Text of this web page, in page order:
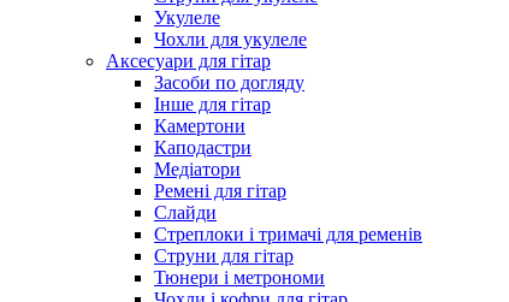
Укулеле
Чохли для укулеле
Аксесуари для гітар
Засоби по догляду
Інше для гітар
Камертони
Каподастри
Медіатори
Ремені для гітар
Слайди
Стреплоки і тримачі для ременів
Струни для гітар
Тюнери і метрономи